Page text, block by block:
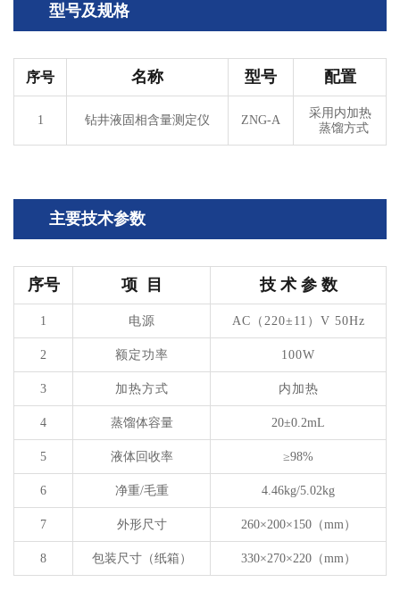
型号及规格
序号 名称 型号 配置
1 钻井液固相含量测定仪 ZNG-A
采用内加热
蒸馏方式
主要技术参数
序号 项 目 技 术 参 数
1 电源 AC （ 220±11 ） V 50Hz
2 额定功率 100W
3 加热方式 内加热
4 蒸馏体容量 20±0.2mL
5 液体回收率 ≥98%
6 净重/毛重 4.46kg/5.02kg
7 外形尺寸 260×200×150（mm ）
8 包装尺寸（纸箱） 330×270×220（mm ）